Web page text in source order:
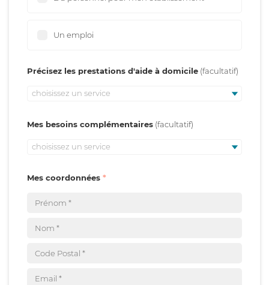
Un emploi
Précisez les prestations d'aide à domicile
choisissez un service
Mes besoins complémentaires
choisissez un service
Mes coordonnées